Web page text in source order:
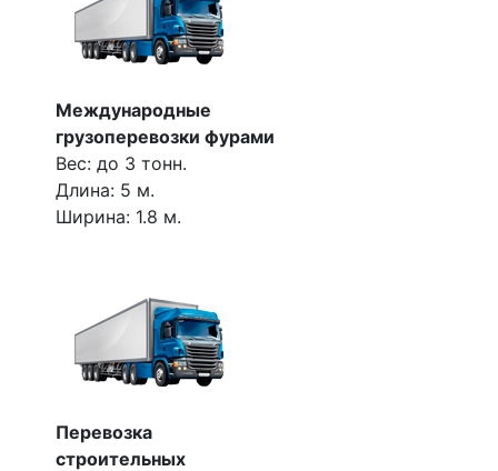
Международные
грузоперевозки фурами
Вес: до 3 тонн.
Длина: 5 м.
Ширина: 1.8 м.
Перевозка
строительных